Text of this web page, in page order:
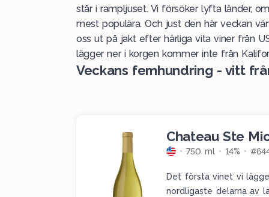
står i rampljuset. Vi försöker lyfta länder,
mest populära. Och just den här veckan
oss ut på jakt efter härliga vita viner från
lägger ner i korgen kommer inte från
Veckans femhundring - vitt
Chateau Ste
750 ml 14%
Det första vinet vi
nordligaste delarna av